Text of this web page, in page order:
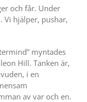
och får. Under
Vi hjälper, pushar,
myntades
Hill. Tanken är,
i en
av var och en.